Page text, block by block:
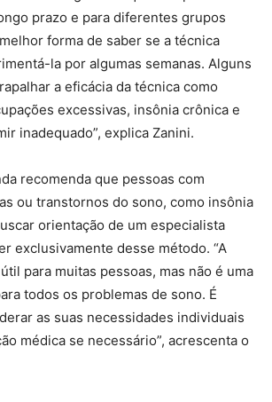
prazo e para diferentes grupos
forma de saber se a técnica
la por algumas semanas. Alguns
a eficácia da técnica como
excessivas, insônia crônica e
inadequado”, explica Zanini.
recomenda que pessoas com
ou transtornos do sono, como insônia
orientação de um especialista
exclusivamente desse método. “A
para muitas pessoas, mas não é uma
todos os problemas de sono. É
as suas necessidades individuais
médica se necessário”, acrescenta o